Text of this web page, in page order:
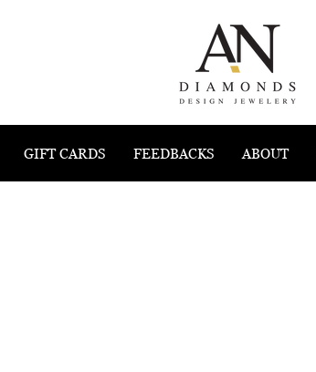
GIFT CARDS FEEDBACKS ABOUT